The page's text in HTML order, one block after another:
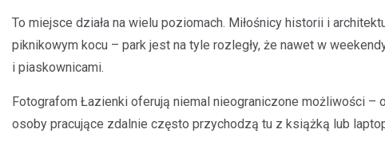
To miejsce działa na wielu poziomach. Miłośnicy historii i
piknikowym kocu – park jest na tyle rozległy, że nawet w
i piaskownicami.
Fotografom Łazienki oferują niemal nieograniczone możliwości –
osoby pracujące zdalnie często przychodzą tu z książką lub